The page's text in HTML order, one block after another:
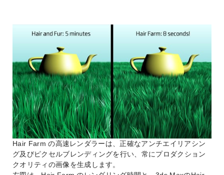
Hair Farm の高速レンダラーは、正確なアンチエイリアシン
グ及びピクセルブレンディングを行い、常にプロダクション
クオリティの画像を生成します。